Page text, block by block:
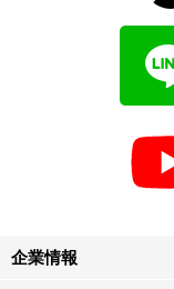
企業情報